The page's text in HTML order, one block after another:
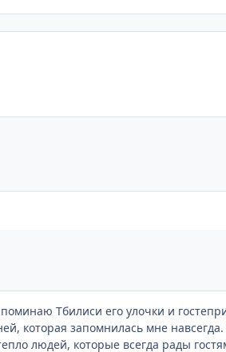
Тбилиси его улочки и
которая запомнилась мне
людей, которые всегда рады